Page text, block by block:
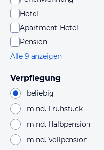
Hotel
Apartment-Hotel
Pension
Alle 9 anzeigen
Verpflegung
beliebig
mind. Frühstück
mind. Halbpension
mind. Vollpension